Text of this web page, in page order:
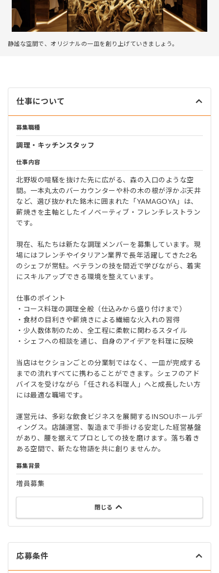
静謐な空間で、オリジナルの一皿を創り上げていきましょう。
仕事について
募集職種
調理・キッチンスタッフ
仕事内容
北野坂の喧騒を抜けた先に広がる、森の入口のような空
間。一本丸太のバーカウンターや朴の木の根が浮かぶ天井
など、選び抜かれた銘木に囲まれた「YAMAGOYA」は、
薪焼きを主軸としたイノベーティブ・フレンチレストラン
です。
現在、私たちは新たな調理メンバーを募集しています。現
場にはフレンチやイタリアン業界で長年活躍してきた2名
のシェフが常駐。ベテランの技を間近で学びながら、着実
にスキルアップできる環境を整えています。
仕事のポイント
・コース料理の調理全般（仕込みから盛り付けまで）
・食材の目利きや薪焼きによる繊細な火入れの習得
・少人数体制のため、全工程に柔軟に関わるスタイル
・シェフへの相談を通じ、自身のアイデアを料理に反映
当店はセクションごとの分業制ではなく、一皿が完成する
までの流れすべてに携わることができます。シェフのアド
バイスを受けながら「任される料理人」へと成長したい方
には最適な職場です。
運営元は、多彩な飲食ビジネスを展開するINSOUホールデ
ィングス。店舗運営、製造まで手掛ける安定した経営基盤
があり、腰を据えてプロとしての技を磨けます。落ち着き
ある空間で、新たな物語を共に創りませんか。
募集背景
増員募集
閉じる
応募条件